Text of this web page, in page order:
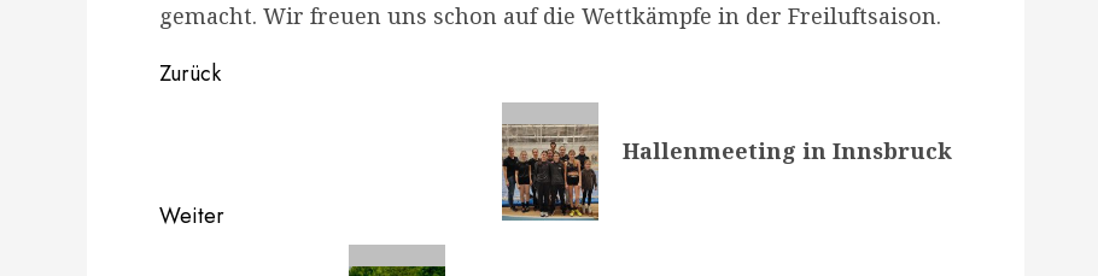
gemacht. Wir freuen uns schon auf die Wettkämpfe in der Freiluftsaison.
Beitragsnavigation
Zurück
Hallenmeeting in Innsbruck
Weiter